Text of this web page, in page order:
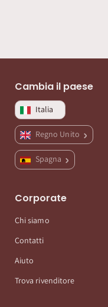
Cambia il paese
Italia
Regno Unito
Spagna
Corporate
Chi siamo
Contatti
Aiuto
Trova rivenditore